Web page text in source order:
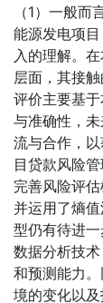
（1）一般
能源发电项
入的理解。
层面，其接
评价主要基
与准确性，
流与合作，
目贷款风险
完善风险评
并运用了熵
型仍有待进
数据分析技
和预测能力
境的变化以